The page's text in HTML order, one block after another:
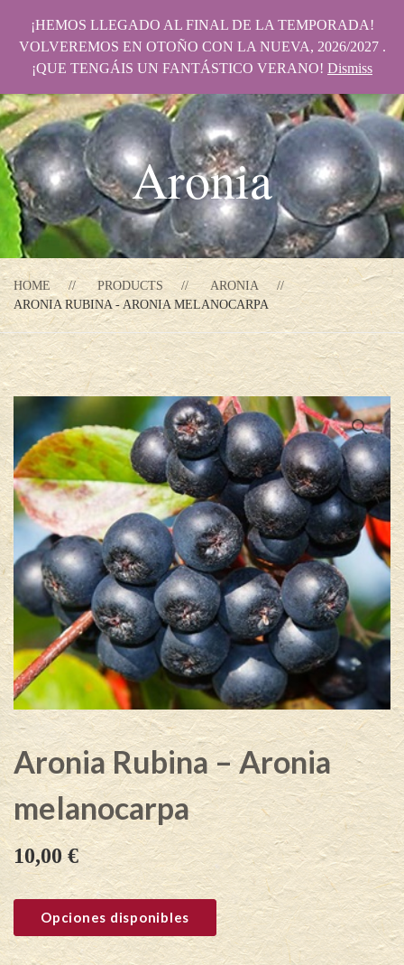
Aronia
HOME PRODUCTS
ARONIA
ARONIA RUBINA - ARONIA MELANOCARPA
Aronia Rubina – Aronia
melanocarpa
10,00€
Opciones disponibles
¡HEMOS LLEGADO AL FINAL DE LA TEMPORADA!
VOLVEREMOS EN OTOÑO CON LA NUEVA, 2026/2027 .
¡QUE TENGÁIS UN FANTÁSTICO VERANO! Dismiss